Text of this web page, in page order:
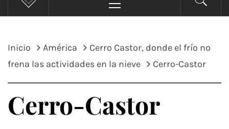
principal
Inicio América
Cerro Castor, donde el frío no
frena las actividades en la nieve
Cerro-Castor
Cerro-Castor